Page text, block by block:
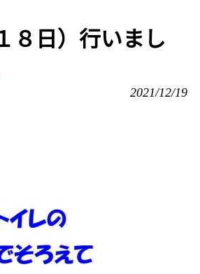
８日）行いまし
2021/12/19